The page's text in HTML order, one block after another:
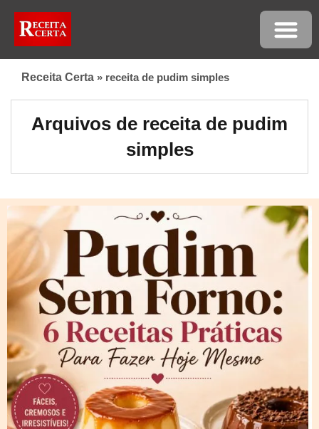
Receita Certa » receita de pudim simples
Arquivos de receita de pudim
simples